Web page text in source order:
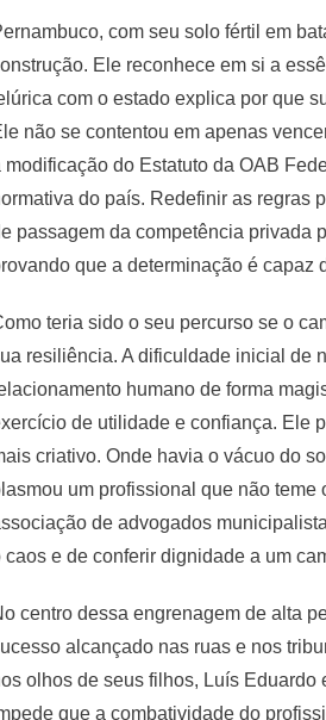
com seu solo fértil em
Ele reconhece em si a
com o estado explica por que
não se contentou em apenas
modificação do Estatuto da OAB
do país. Redefinir as regras
passagem da competência privada
que a determinação é capaz
teria sido o seu percurso se o
resiliência. A dificuldade inicial de
humano de forma
de utilidade e confiança. Ele
criativo. Onde havia o vácuo do
um profissional que não
de advogados
caos e de conferir dignidade a um
centro dessa engrenagem de alta
alcançado nas ruas e nos
olhos de seus filhos, Luís
que a combatividade do